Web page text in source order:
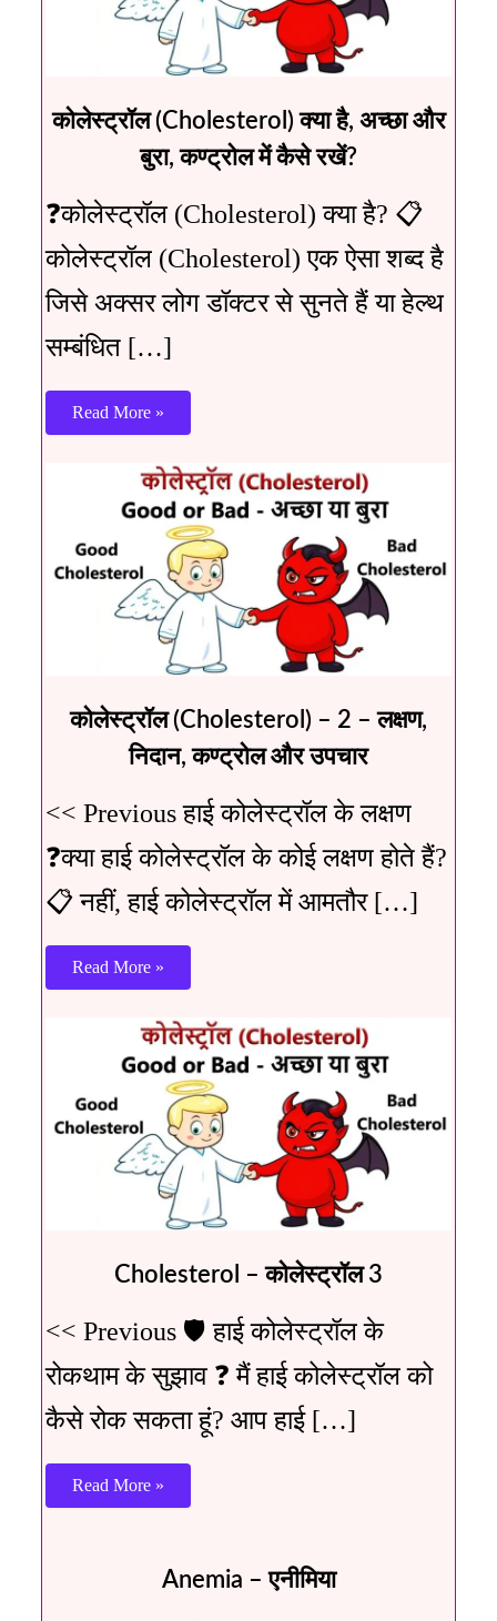
कोलेस्ट्रॉल (Cholesterol) क्या है, अच्छा और
बुरा, कण्ट्रोल में कैसे रखें?
❓कोलेस्ट्रॉल (Cholesterol) क्या है? 📋
कोलेस्ट्रॉल (Cholesterol) एक ऐसा शब्द है
जिसे अक्सर लोग डॉक्टर से सुनते हैं या हेल्थ
सम्बंधित […]
Read More »
कोलेस्ट्रॉल (Cholesterol) – 2 – लक्षण,
निदान, कण्ट्रोल और उपचार
<< Previous हाई कोलेस्ट्रॉल के लक्षण
❓क्या हाई कोलेस्ट्रॉल के कोई लक्षण होते हैं?
📋 नहीं, हाई कोलेस्ट्रॉल में आमतौर […]
Read More »
Cholesterol – कोलेस्ट्रॉल 3
<< Previous 🛡️ हाई कोलेस्ट्रॉल के
रोकथाम के सुझाव ❓ मैं हाई कोलेस्ट्रॉल को
कैसे रोक सकता हूं? आप हाई […]
Read More »
Anemia – एनीमिया